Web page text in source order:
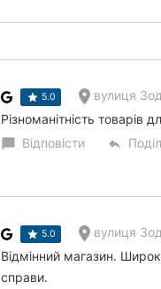
5.0 вулиця
Різноманітність товарів
chat_bubble Відповісти reply
5.0 вулиця
Відмінний магазин.
справи.